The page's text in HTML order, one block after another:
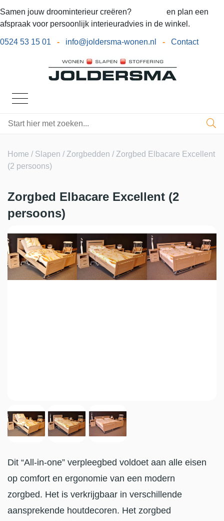
Samen jouw droominterieur creëren?
en plan een
afspraak voor persoonlijk interieuradvies in de winkel.
0524 53 15 01 - info@joldersma-wonen.nl - Contact
Home / Slapen / Zorgbedden / Zorgbed Elbacare Excellent
(2 persoons)
Zorgbed Elbacare Excellent (2
persoons)
Dit “All-in-one” verpleegbed voldoet aan alle eisen
op comfort en ergonomie van een modern
zorgbed. Het is verkrijgbaar in verschillende
aansprekende houtdecoren. Het zorgbed